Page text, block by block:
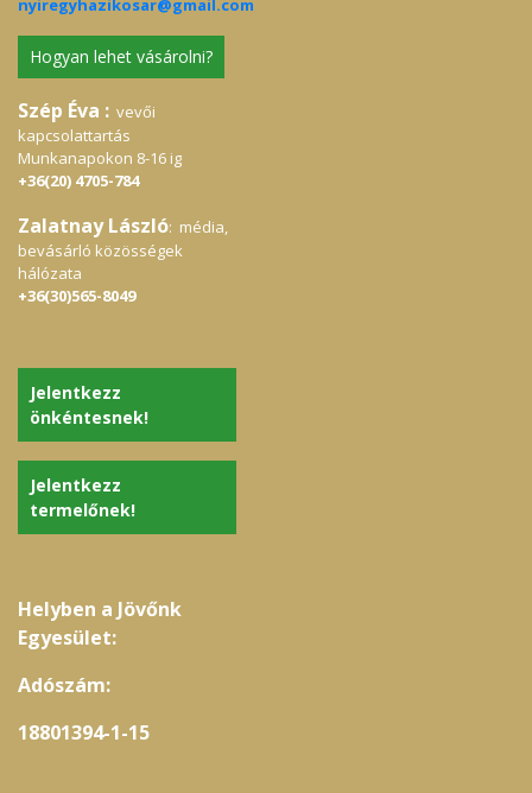
Hogyan lehet vásárolni?
Szép Éva : vevői
kapcsolattartás
Munkanapokon 8-16 ig
+36(20) 4705-784
Zalatnay László: média,
bevásárló közösségek
hálózata
+36(30)565-8049
Jelentkezz
önkéntesnek!
Jelentkezz
termelőnek!
Helyben a Jövőnk
Egyesület:
Adószám:
18801394-1-15